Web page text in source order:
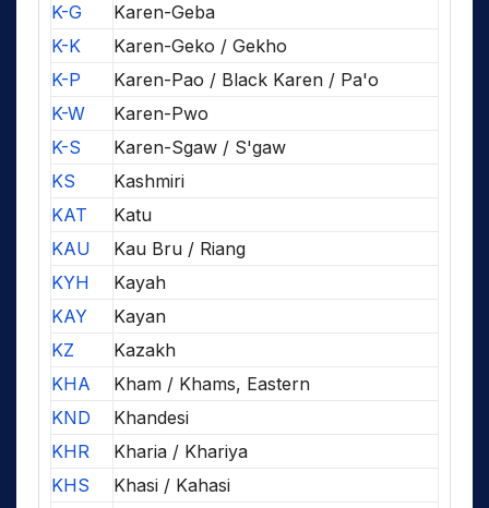
K-G
Karen-Geba
K-K
Karen-Geko / Gekho
K-P
Karen-Pao / Black Karen / Pa'o
K-W
Karen-Pwo
K-S
Karen-Sgaw / S'gaw
KS
Kashmiri
KAT
Katu
KAU
Kau Bru / Riang
KYH
Kayah
KAY
Kayan
KZ
Kazakh
KHA
Kham / Khams, Eastern
KND
Khandesi
KHR
Kharia / Khariya
KHS
Khasi / Kahasi